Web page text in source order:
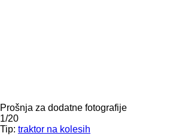
Prošnja za dodatne fotografije
1/20
Tip: traktor na kolesih